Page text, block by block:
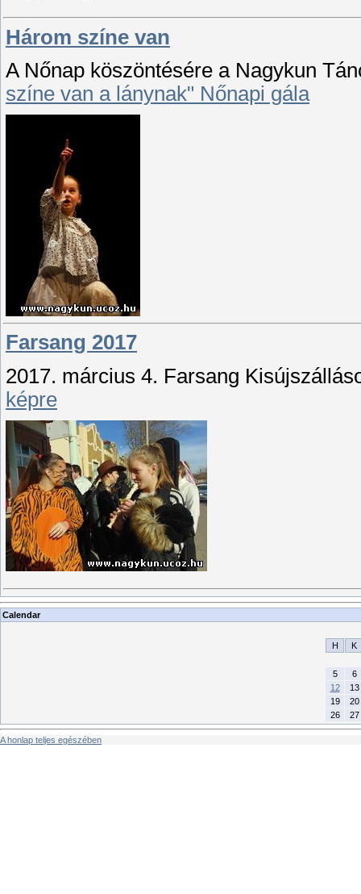
Három színe van
A Nőnap köszöntésére a Nagykun
színe van a lánynak" Nőnapi gála
Farsang 2017
2017. március 4. Farsang
képre
Calendar
H K
5
6
12
13
19
20
26
27
A honlap teljes egészében